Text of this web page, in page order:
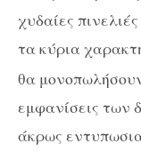
χυδαίες
τα κύρια
θα
εμφανίσεις των
άκρως